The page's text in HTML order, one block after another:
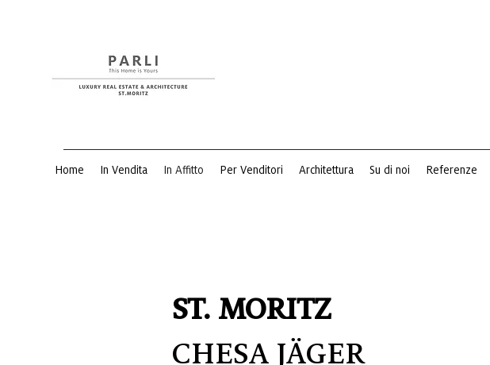
Home In Vendita In Affitto Per Venditori Architettura Su di noi Referenze
ST. MORITZ
CHESA JÄGER